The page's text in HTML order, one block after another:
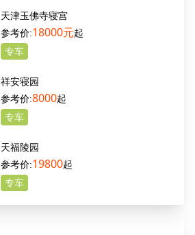
天津玉佛寺寝宫
18000元起
专车
祥安寝园
8000起
专车
天福陵园
19800起
专车